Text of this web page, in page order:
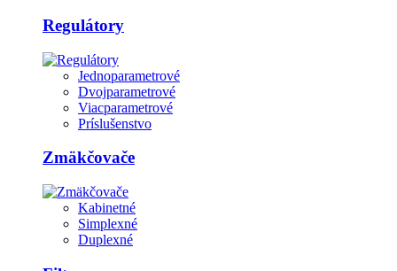
Regulátory
Jednoparametrové
Dvojparametrové
Viacparametrové
Príslušenstvo
Zmäkčovače
Kabinetné
Simplexné
Duplexné